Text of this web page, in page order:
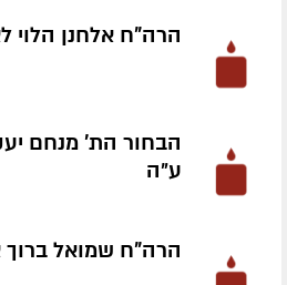
הרה"ח אלחנן הלוי
הבחור הת' מנחם
ע״ה
הרה"ח שמואל ברוך